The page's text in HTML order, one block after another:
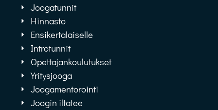
Joogatunnit
Hinnasto
Ensikertalaiselle
Introtunnit
Opettajankoulutukset
Yritysjooga
Joogamentorointi
Joogin iltatee